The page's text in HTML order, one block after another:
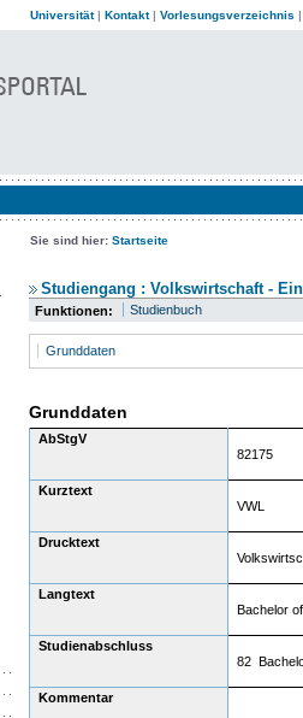
Universität| Kontakt| Vorlesungsverzeichnis
Sie sind hier: Startseite
Studiengang : Volkswirtschaft -
Funktionen: Studienbuch
Grunddaten
Grunddaten
AbStgV
82175
Kurztext
VWL
Drucktext
Langtext
Bachelor
Studienabschluss
82
Kommentar